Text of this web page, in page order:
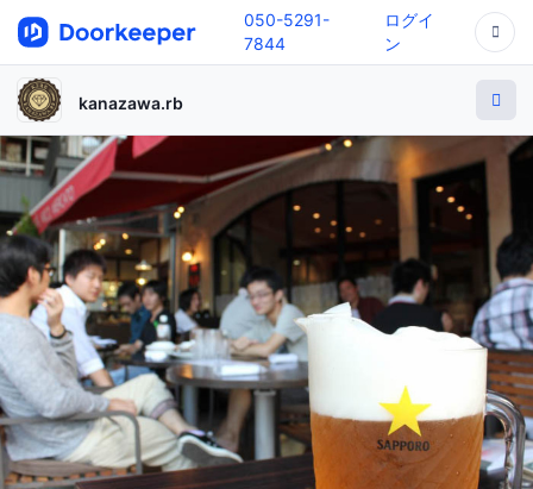
050-5291-
7844
ログイ
ン
kanazawa.rb